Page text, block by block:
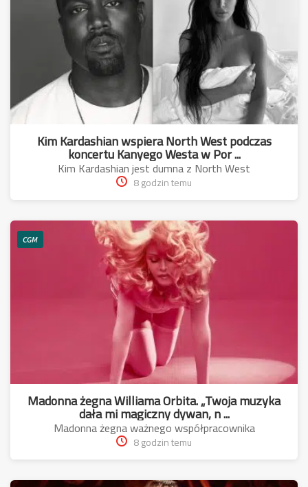
Kim Kardashian wspiera North West podczas
koncertu Kanyego Westa w Por ...
Kim Kardashian jest dumna z North West
8 godzin temu
CGM
Madonna żegna Williama Orbita. „Twoja muzyka
dała mi magiczny dywan, n ...
Madonna żegna ważnego współpracownika
8 godzin temu